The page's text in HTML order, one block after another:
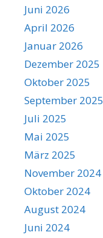
Juni 2026
April 2026
Januar 2026
Dezember 2025
Oktober 2025
September 2025
Juli 2025
Mai 2025
März 2025
November 2024
Oktober 2024
August 2024
Juni 2024